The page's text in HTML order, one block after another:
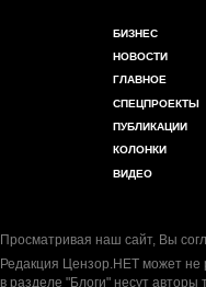
БИЗНЕС
НОВОСТИ
ГЛАВНОЕ
СПЕЦПРОЕКТЫ
ПУБЛИКАЦИИ
КОЛОНКИ
ВИДЕО
Просматривая наш сайт, Вы
Редакция Цензор.НЕТ может не
в разделе "Блоги" несут авторы